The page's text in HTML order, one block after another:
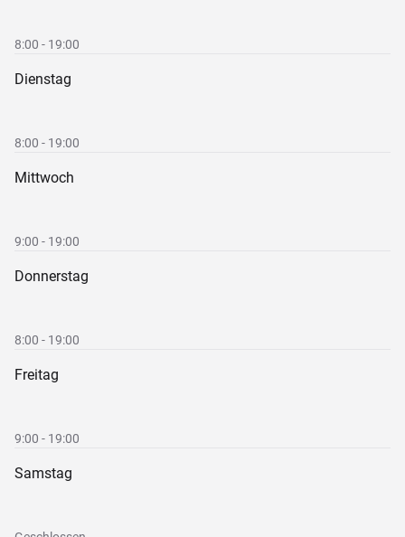
8:00 - 19:00
Dienstag
8:00 - 19:00
Mittwoch
9:00 - 19:00
Donnerstag
8:00 - 19:00
Freitag
9:00 - 19:00
Samstag